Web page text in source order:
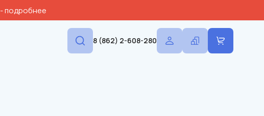
- подробнее
8 (862) 2-608-280